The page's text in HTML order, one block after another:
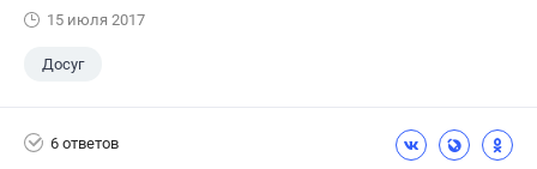
15 июля 2017
Досуг
6 ответов